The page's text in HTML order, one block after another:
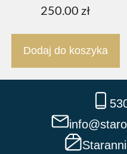
250.00 zł
Dodaj do koszyka